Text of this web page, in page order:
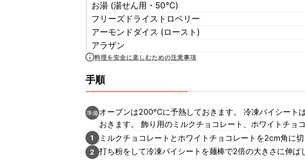
お湯 (湯せん用・50℃)
フリーズドライストロベリー
アーモンドダイス (ロースト)
アラザン
料理を安全に楽しむための注意事項
手順
準備 オーブンは200℃に予熱しておきます。 冷凍パイシート
おきます。 飾り用のミルクチョコレート、ホワイトチョ
1 ミルクチョコレートとホワイトチョコレートを2cm角に切
2
打ち粉をして冷凍パイシートを麺棒で2倍の大きさに伸ば